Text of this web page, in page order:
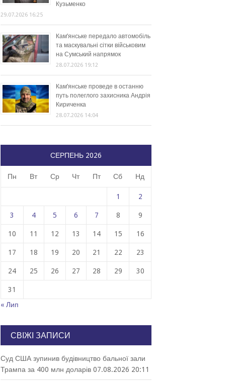
Кузьменко
29.07.2026 16:25
Кам’янське передало автомобіль
та маскувальні сітки військовим
на Сумський напрямок
28.07.2026 19:12
Кам’янське проведе в останню
путь полеглого захисника Андрія
Кириченка
28.07.2026 14:04
СЕРПЕНЬ 2026
Пн Вт Ср Чт Пт Сб Нд
1 2
3 4 5 6 7 8 9
10 11 12 13 14 15 16
17 18 19 20 21 22 23
24 25 26 27 28 29 30
31
« Лип
СВІЖІ ЗАПИСИ
Суд США зупинив будівництво бальної зали
Трампа за 400 млн доларів 07.08.2026 20:11